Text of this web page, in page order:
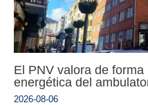
El PNV valora de
energética del
2026-08-06